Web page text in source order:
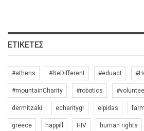
ΕΤΙΚΈΤΕΣ
#athens #BeDifferent #eduact
#mountainCharity #robotics
dermitzaki echaritygr elpidas
greece happill HIV human rights